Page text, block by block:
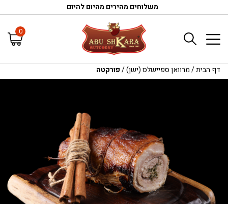
משלוחים מהירים מהיום להיום
0
דף הבית/מרוואן ספיישלס (ישן)/פורקטה